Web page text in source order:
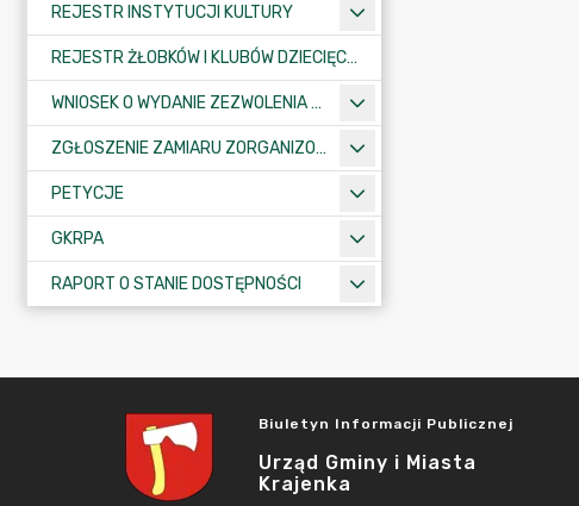
REJESTR INSTYTUCJI KULTURY
REJESTR ŻŁOBKÓW I KLUBÓW DZIECIĘCYCH
WNIOSEK O WYDANIE ZEZWOLENIA NA ZAJĘCIE PASA DROGOWEGO
ZGŁOSZENIE ZAMIARU ZORGANIZOWANIA ZGROMADZENIA
PETYCJE
GKRPA
RAPORT O STANIE DOSTĘPNOŚCI
Biuletyn Informacji Publicznej
Urząd Gminy i Miasta
Krajenka